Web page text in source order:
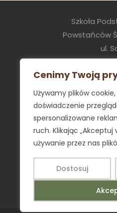
Cenimy Twoją
Używamy plików
doświadczenie
spersonalizowane
ruch. Klikając „Akceptuj
używanie przez nas
Dostosuj
Szkoła
Powstańców
ul.
41-
tel:+48
poniedziałek –